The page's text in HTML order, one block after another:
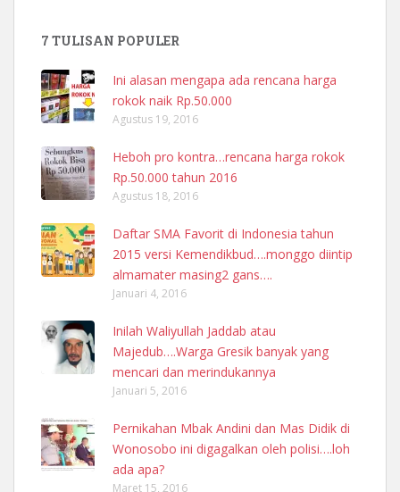
7 TULISAN POPULER
Ini alasan mengapa ada rencana harga
rokok naik Rp.50.000
Agustus 19, 2016
Heboh pro kontra…rencana harga rokok
Rp.50.000 tahun 2016
Agustus 18, 2016
Daftar SMA Favorit di Indonesia tahun
2015 versi Kemendikbud….monggo diintip
almamater masing2 gans….
Januari 4, 2016
Inilah Waliyullah Jaddab atau
Majedub….Warga Gresik banyak yang
mencari dan merindukannya
Januari 5, 2016
Pernikahan Mbak Andini dan Mas Didik di
Wonosobo ini digagalkan oleh polisi….loh
ada apa?
Maret 15, 2016